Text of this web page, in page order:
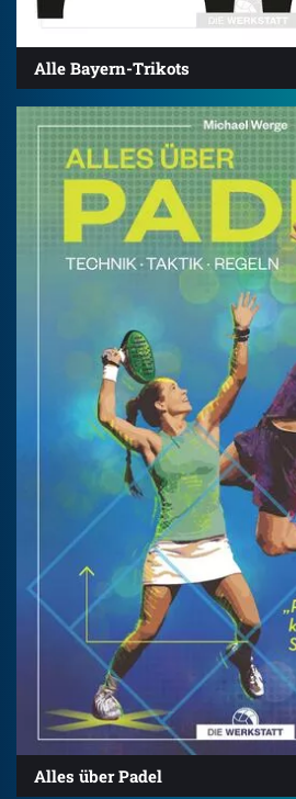
Alle Bayern-Trikots
Alles über Padel